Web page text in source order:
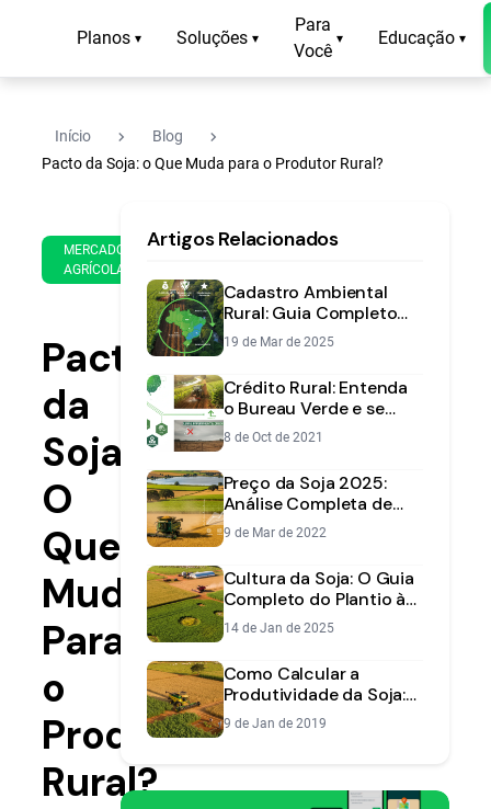
Planos ▾ Soluções ▾
Para
Você
▾ Educação ▾
Início navigate_next Blog navigate_next
Pacto da Soja: o Que Muda para o Produtor Rural?
MERCADO
AGRÍCOLA
de
de
2025
min
leitura
Pacto
da
Soja:
O
Que
Muda
Para
o
Produtor
Rural?
Artigos Relacionados
Cadastro Ambiental
Rural: Guia Completo
[2025] | Aegro
19 de Mar de 2025
Crédito Rural: Entenda
o Bureau Verde e se
Prepare | Aegro
8 de Oct de 2021
Preço da Soja 2025:
Análise Completa de
Produção, Estoques e
Previsões
9 de Mar de 2022
Cultura da Soja: O Guia
Completo do Plantio à
Colheita
14 de Jan de 2025
Como Calcular a
Produtividade da Soja:
Um Guia Prático Passo a
Passo
9 de Jan de 2019